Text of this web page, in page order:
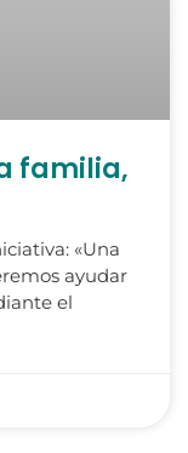
familia,
«Una
ayudar
el